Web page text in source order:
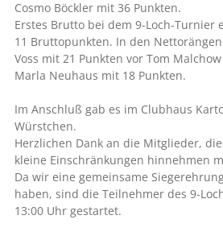
Cosmo Böckler mit 36 Punkten.
Erstes Brutto bei dem 9-Loch-Turnier
11 Bruttopunkten. In den
Voss mit 21 Punkten vor Tom
Marla Neuhaus mit 18 Punkten.
Im Anschluß gab es im Clubhaus
Würstchen.
Herzlichen Dank an die Mitglieder,
kleine Einschränkungen hinnehmen
Da wir eine gemeinsame
haben, sind die Teilnehmer des 9-
13:00 Uhr gestartet.